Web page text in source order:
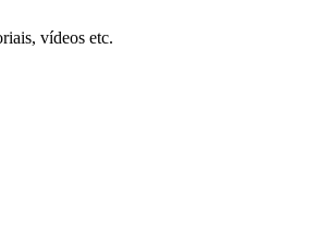
vídeos etc.